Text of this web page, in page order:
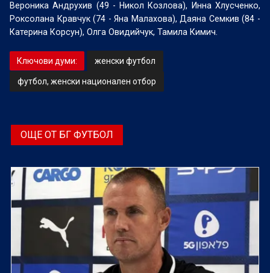
Вероника Андрухив (49 - Никол Козлова), Инна Хлусченко,
Роксолана Кравчук (74 - Яна Малахова), Даяна Семкив (84 -
Катерина Корсун), Олга Овидийчук, Тамила Кимич.
Ключови думи: женски футбол
футбол, женски национален отбор
ОЩЕ ОТ БГ ФУТБОЛ